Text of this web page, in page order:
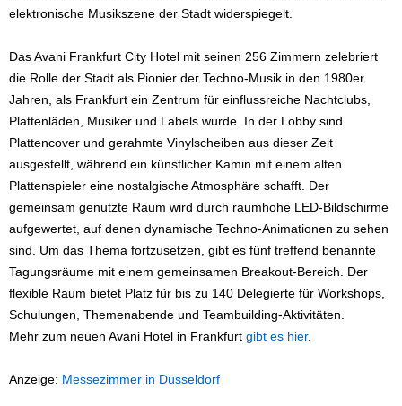
elektronische Musikszene der Stadt widerspiegelt.
Das Avani Frankfurt City Hotel mit seinen 256 Zimmern zelebriert
die Rolle der Stadt als Pionier der Techno-Musik in den 1980er
Jahren, als Frankfurt ein Zentrum für einflussreiche Nachtclubs,
Plattenläden, Musiker und Labels wurde. In der Lobby sind
Plattencover und gerahmte Vinylscheiben aus dieser Zeit
ausgestellt, während ein künstlicher Kamin mit einem alten
Plattenspieler eine nostalgische Atmosphäre schafft. Der
gemeinsam genutzte Raum wird durch raumhohe LED-Bildschirme
aufgewertet, auf denen dynamische Techno-Animationen zu sehen
sind. Um das Thema fortzusetzen, gibt es fünf treffend benannte
Tagungsräume mit einem gemeinsamen Breakout-Bereich. Der
flexible Raum bietet Platz für bis zu 140 Delegierte für Workshops,
Schulungen, Themenabende und Teambuilding-Aktivitäten.
Mehr zum neuen Avani Hotel in Frankfurt gibt es hier.
Anzeige: Messezimmer in Düsseldorf